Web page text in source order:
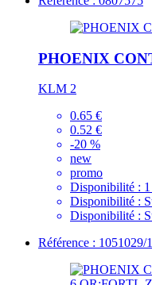
PHOENIX
KLM 2
0.65 €
0.52 €
-20 %
new
promo
Disponibilité :
Disponibilité :
Disponibilité :
Référence : 1051029/